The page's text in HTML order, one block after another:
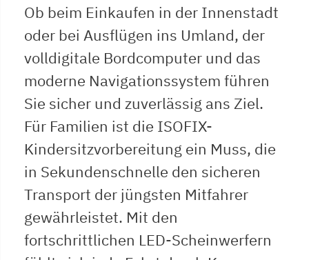
Ob beim Einkaufen in der Innenstadt
oder bei Ausflügen ins Umland, der
volldigitale Bordcomputer und das
moderne Navigationssystem führen
Sie sicher und zuverlässig ans Ziel.
Für Familien ist die ISOFIX-
Kindersitzvorbereitung ein Muss, die
in Sekundenschnelle den sicheren
Transport der jüngsten Mitfahrer
gewährleistet. Mit den
fortschrittlichen LED-Scheinwerfern